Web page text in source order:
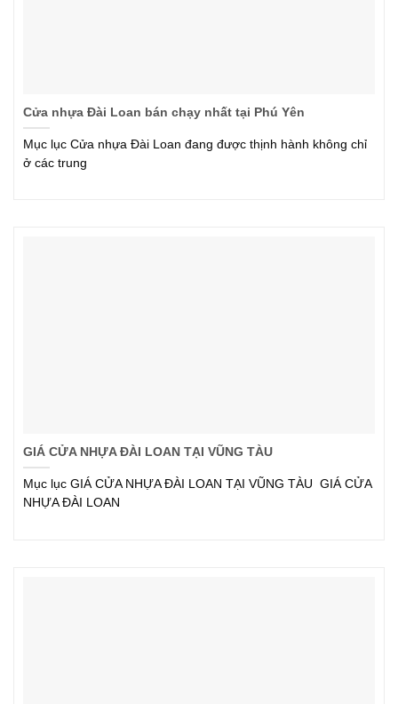
Cửa nhựa Đài Loan bán chạy nhất tại Phú Yên
Mục lục Cửa nhựa Đài Loan đang được thịnh hành không chỉ
ở các trung
GIÁ CỬA NHỰA ĐÀI LOAN TẠI VŨNG TÀU
Mục lục GIÁ CỬA NHỰA ĐÀI LOAN TẠI VŨNG TÀU GIÁ CỬA
NHỰA ĐÀI LOAN